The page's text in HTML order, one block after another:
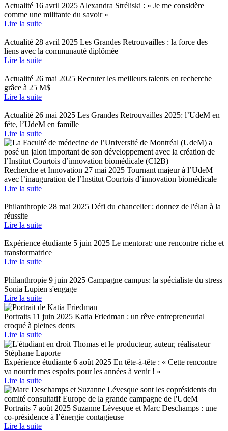
Actualité 16 avril 2025 Alexandra Stréliski : « Je me considère
comme une militante du savoir »
Lire la suite
Actualité 28 avril 2025 Les Grandes Retrouvailles : la force des
liens avec la communauté diplômée
Lire la suite
Actualité 26 mai 2025 Recruter les meilleurs talents en recherche
grâce à 25 M$
Lire la suite
Actualité 26 mai 2025 Les Grandes Retrouvailles 2025: l’UdeM en
fête, l’UdeM en famille
Lire la suite
Recherche et Innovation 27 mai 2025 Tournant majeur à l’UdeM
avec l’inauguration de l’Institut Courtois d’innovation biomédicale
Lire la suite
Philanthropie 28 mai 2025 Défi du chancelier : donnez de l'élan à la
réussite
Lire la suite
Expérience étudiante 5 juin 2025 Le mentorat: une rencontre riche et
transformatrice
Lire la suite
Philanthropie 9 juin 2025 Campagne campus: la spécialiste du stress
Sonia Lupien s'engage
Lire la suite
Portraits 11 juin 2025 Katia Friedman : un rêve entrepreneurial
croqué à pleines dents
Lire la suite
Expérience étudiante 6 août 2025 En tête-à-tête : « Cette rencontre
va nourrir mes espoirs pour les années à venir ! »
Lire la suite
Portraits 7 août 2025 Suzanne Lévesque et Marc Deschamps : une
co-présidence à l’énergie contagieuse
Lire la suite